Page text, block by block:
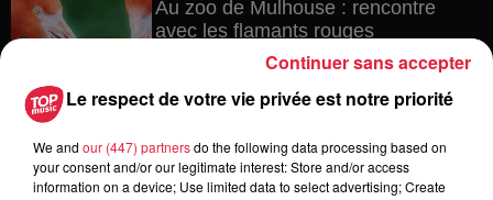
Au zoo de Mulhouse : rencontre
avec les flamants rouges
Les dernières infos sur la venue du
pape à Metz en septembre
Le respect de votre vie privée est notre priorité
We and our (447) partnersdo the following data processing based on
your consent and/or our legitimate interest: Store and/or access
information on a device; Use limited data to select advertising; Create
Continuer sans accepter